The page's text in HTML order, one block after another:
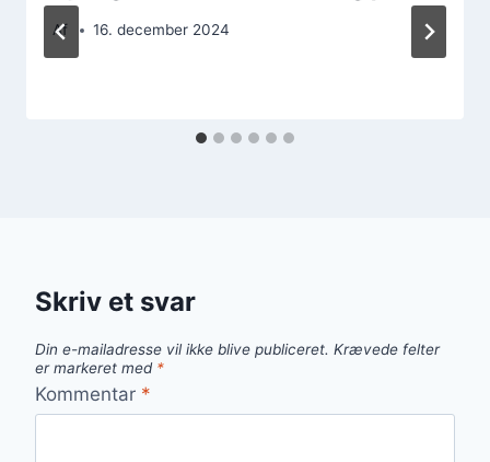
Af 16. december 2024
Skriv et svar
Din e-mailadresse vil ikke blive publiceret. Krævede felter
er markeret med *
Kommentar *